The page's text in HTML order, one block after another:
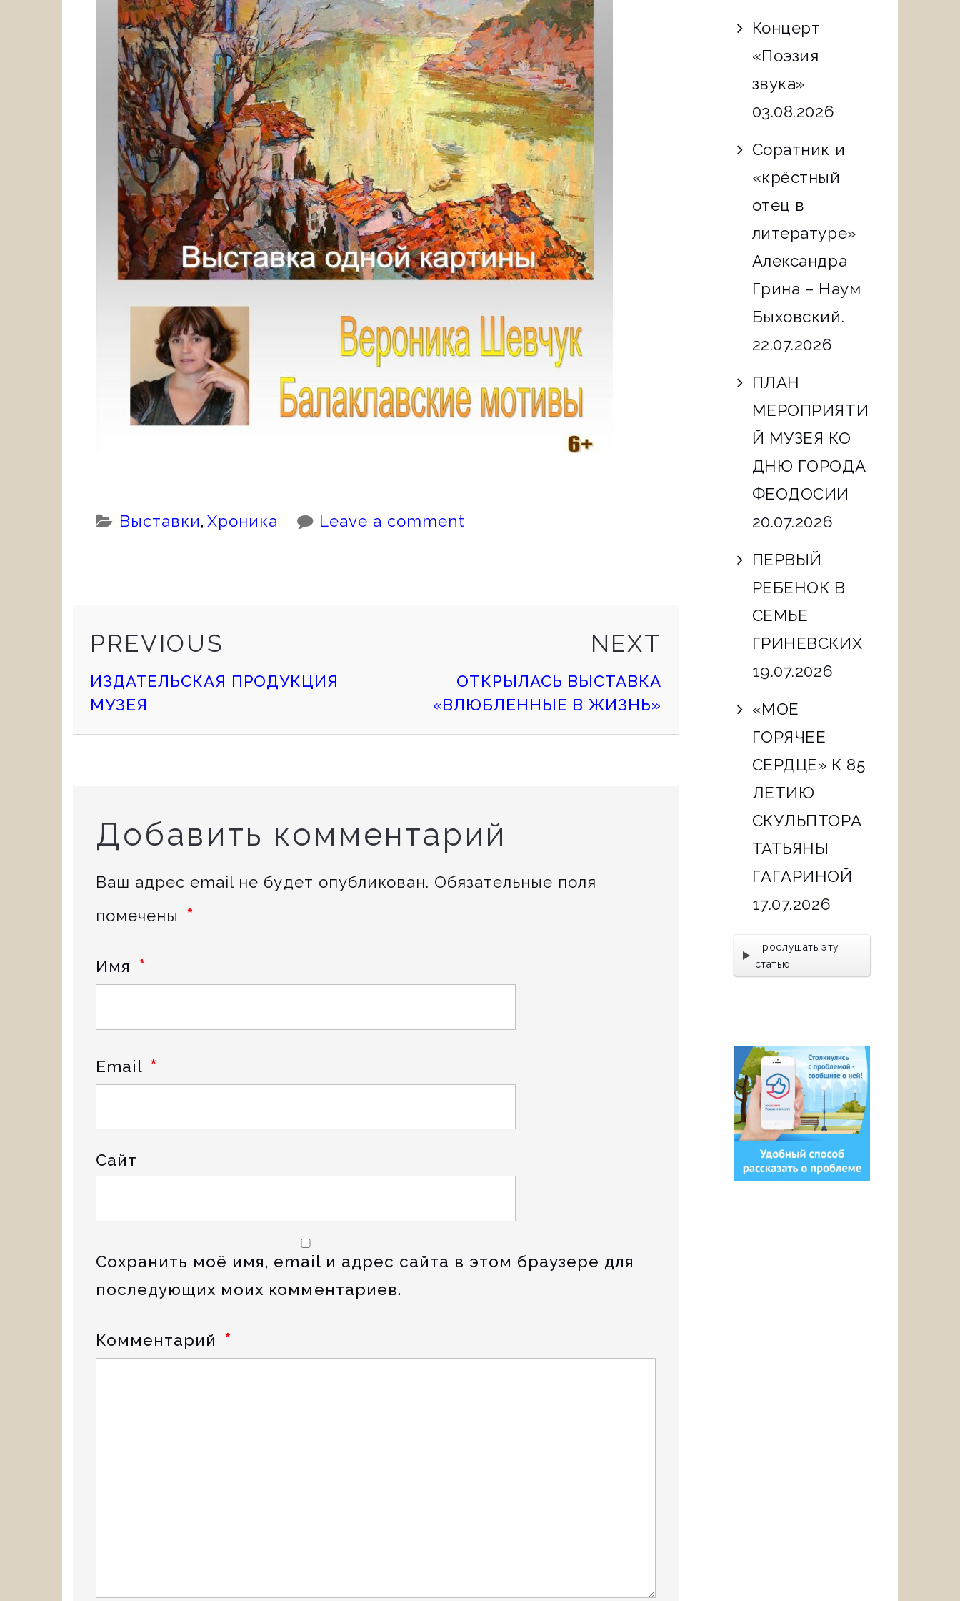
Categories:
Выставки, Хроника Leave a comment
Continue
Reading
PREVIOUS
PREVIOUS
ИЗДАТЕЛЬСКАЯ ПРОДУКЦИЯ
МУЗЕЯ
NEXT
ОТКРЫЛАСЬ ВЫСТАВКА
«ВЛЮБЛЕННЫЕ В ЖИЗНЬ»
Добавить комментарий
Ваш адрес email не будет опубликован. Обязательные поля
помечены *
Имя *
Email *
Сайт
Сохранить моё имя, email и адрес сайта в этом браузере для
последующих моих комментариев.
Комментарий *
Концерт
«Поэзия
звука»
03.08.2026
Соратник и
«крёстный
отец в
литературе»
Александра
Грина – Наум
Быховский.
22.07.2026
ПЛАН
МЕРОПРИЯТИ
Й МУЗЕЯ КО
ДНЮ ГОРОДА
ФЕОДОСИИ
20.07.2026
ПЕРВЫЙ
РЕБЕНОК В
СЕМЬЕ
ГРИНЕВСКИХ
19.07.2026
«МОЕ
ГОРЯЧЕЕ
СЕРДЦЕ» К 85
ЛЕТИЮ
СКУЛЬПТОРА
ТАТЬЯНЫ
ГАГАРИНОЙ
17.07.2026
Прослушать эту
статью